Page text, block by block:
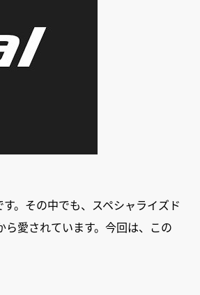
。その中でも、スペシャライズド
愛されています。今回は、この